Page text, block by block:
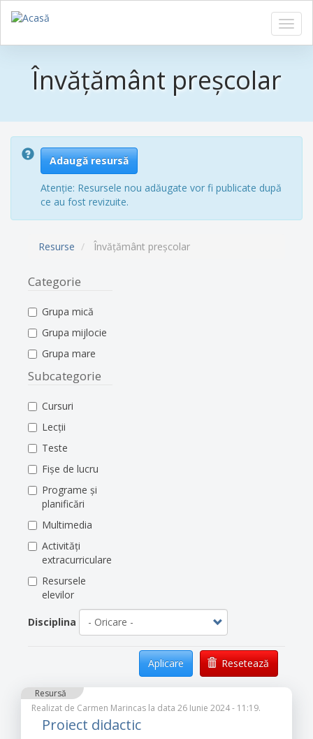
Sari
conținutul
principalÎnvățământ preșcolar
Adaugă resursă
Atenție: Resursele nou adăugate vor fi publicate după
ce au fost revizuite.
Resurse Învățământ preșcolar
Categorie
Grupa mică
Grupa mijlocie
Grupa mare
Subcategorie
Cursuri
Lecții
Teste
Fișe de lucru
Programe și
planificări
Multimedia
Activități
extracurriculare
Resursele
elevilor
Disciplina
Aplicare Resetează
Resursă
Realizat de Carmen Marincas la data 26 Iunie 2024 - 11:19.
Proiect didactic